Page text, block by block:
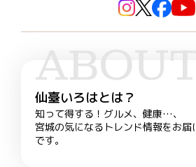
仙臺いろはとは？
知って得する！グルメ、健康…、
宮城の気になるトレンド情報をお届
です。